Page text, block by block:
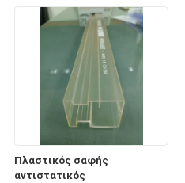
Πλαστικός σαφής
αντιστατικός